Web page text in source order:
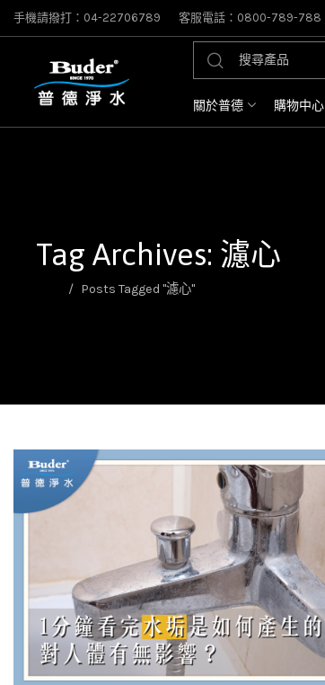
手機請撥打：04-22706789 客服電話：0800-789-788
關於普德 購物中心
Tag Archives: 濾心
Posts Tagged "濾心"